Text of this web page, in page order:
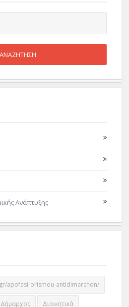
Ανάπτυξης
apofasi-orismou-antidimarchon/
Δήμαρχος Διοικητικά